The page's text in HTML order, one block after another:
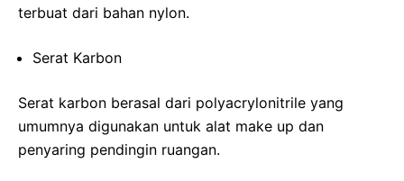
terbuat dari bahan nylon.
Serat Karbon
Serat karbon berasal dari polyacrylonitrile yang
umumnya digunakan untuk alat make up dan
penyaring pendingin ruangan.